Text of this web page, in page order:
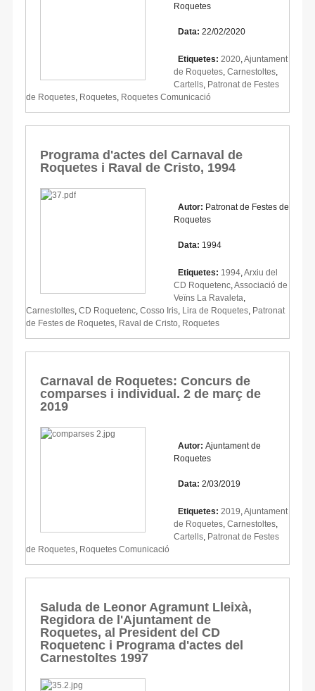
Roquetes
Data: 22/02/2020
Etiquetes: 2020 Ajuntament
de Roquetes Carnestoltes
Cartells Patronat de Festes
de Roquetes Roquetes Roquetes Comunicació
Programa d'actes del Carnaval de
Roquetes i Raval de Cristo, 1994
Autor: Patronat de Festes de
Roquetes
Data: 1994
Etiquetes: 1994 Arxiu del
CD Roquetenc Associació de
Veïns La Ravaleta
Carnestoltes CD Roquetenc Cosso Iris Lira de Roquetes Patronat
de Festes de Roquetes Raval de Cristo Roquetes
Carnaval de Roquetes: Concurs de
comparses i individual. 2 de març de
2019
Autor: Ajuntament de
Roquetes
Data: 2/03/2019
Etiquetes: 2019 Ajuntament
de Roquetes Carnestoltes
Cartells Patronat de Festes
de Roquetes Roquetes Comunicació
Saluda de Leonor Agramunt Lleixà,
Regidora de l'Ajuntament de
Roquetes, al President del CD
Roquetenc i Programa d'actes del
Carnestoltes 1997